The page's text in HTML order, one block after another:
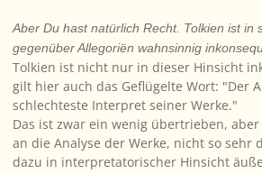
Aber Du hast natürlich Recht. Tolkien ist in
gegenüber Allegoriën wahnsinnig
Tolkien ist nicht nur in dieser Hinsicht
gilt hier auch das Geflügelte Wort: "Der
schlechteste Interpret seiner Werke."
Das ist zwar ein wenig übertrieben,
an die Analyse der Werke, nicht so sehr
dazu in interpretatorischer Hinsicht